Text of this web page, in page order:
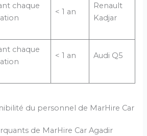
chaque
< 1 an
Renault
Kadjar
chaque
< 1 an Audi Q5
du personnel de MarHire Car
de MarHire Car Agadir